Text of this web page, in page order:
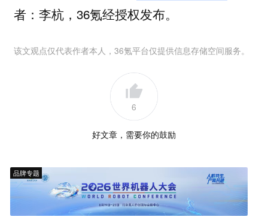
者：李杭，36氪经授权发布。
该文观点仅代表作者本人，36氪平台仅提供信息存储空间服务。
6
好文章，需要你的鼓励
品牌专题